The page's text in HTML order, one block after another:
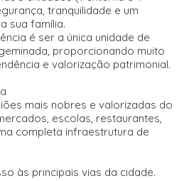
tranquilidade e um
sua família.
é ser a única unidade de
proporcionando muito
e valorização patrimonial.
mais nobres e valorizadas do
escolas, restaurantes,
completa infraestrutura de
às principais vias da cidade.